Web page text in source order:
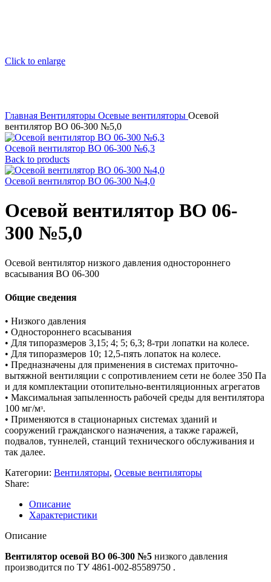
Click to enlarge
Главная Вентиляторы Осевые вентиляторы Осевой
вентилятор ВО 06-300 №5,0
Осевой вентилятор ВО 06-300 №6,3
Back to products
Осевой вентилятор ВО 06-300 №4,0
Осевой вентилятор ВО 06-
300 №5,0
Осевой вентилятор низкого давления одностороннего
всасывания ВО 06-300
Общие сведения
• Низкого давления
• Одностороннего всасывания
• Для типоразмеров 3,15; 4; 5; 6,3; 8-три лопатки на колесе.
• Для типоразмеров 10; 12,5-пять лопаток на колесе.
• Предназначены для применения в системах приточно-
вытяжной вентиляции с сопротивлением сети не более 350 Па
и для комплектации отопительно-вентиляционных агрегатов
• Максимальная запыленность рабочей среды для вентилятора
100 мг/мᵌ.
• Применяются в стационарных системах зданий и
сооружений гражданского назначения, а также гаражей,
подвалов, туннелей, станций технического обслуживания и
так далее.
Категории: Вентиляторы, Осевые вентиляторы
Share:
Описание
Характеристики
Описание
Вентилятор осевой ВО 06-300 №5 низкого давления
производится по ТУ 4861-002-85589750 .